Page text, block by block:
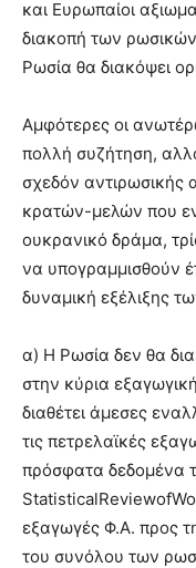
you
the
meaning
of
pornhun
hd
porn
και Ευρωπαίοι
διακοπή των
Ρωσία θα διακόψει
Αμφότερες οι
πολλή συζήτηση,
σχεδόν αντιρωσικής
κρατών-μελών που
ουκρανικό δράμα,
να υπογραμμισθούν
δυναμική εξέλιξης
α) Η Ρωσία δεν θα
στην κύρια
διαθέτει άμεσες
τις πετρελαϊκές
πρόσφατα δεδομένα
εξαγωγές Φ.Α. προς
του συνόλου των